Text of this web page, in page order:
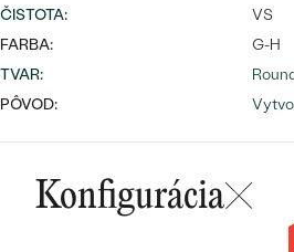
Wave
OBJAVIŤ
ČISTOTA:
VS
FARBA:
G-H
TVAR:
PÔVOD:
Konfigurácia